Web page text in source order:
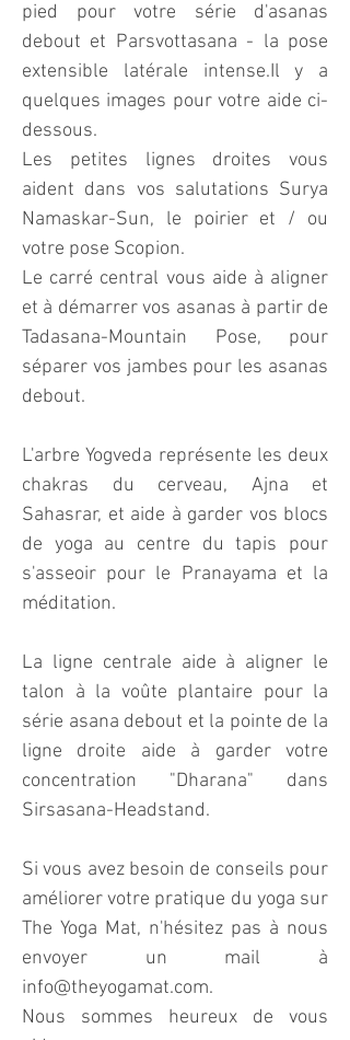
pied pour votre série d'asanas
debout et Parsvottasana - la pose
extensible latérale intense.Il y a
quelques images pour votre aide ci-
dessous.
Les petites lignes droites vous
aident dans vos salutations Surya
Namaskar-Sun, le poirier et / ou
votre pose Scopion.
Le carré central vous aide à aligner
et à démarrer vos asanas à partir de
Tadasana-Mountain Pose, pour
séparer vos jambes pour les asanas
debout.
L'arbre Yogveda représente les deux
chakras du cerveau, Ajna et
Sahasrar, et aide à garder vos blocs
de yoga au centre du tapis pour
s'asseoir pour le Pranayama et la
méditation.
La ligne centrale aide à aligner le
talon à la voûte plantaire pour la
série asana debout et la pointe de la
ligne droite aide à garder votre
concentration "Dharana" dans
Sirsasana-Headstand.
Si vous avez besoin de conseils pour
améliorer votre pratique du yoga sur
The Yoga Mat, n'hésitez pas à nous
envoyer un mail à
info@theyogamat.com.
Nous sommes heureux de vous